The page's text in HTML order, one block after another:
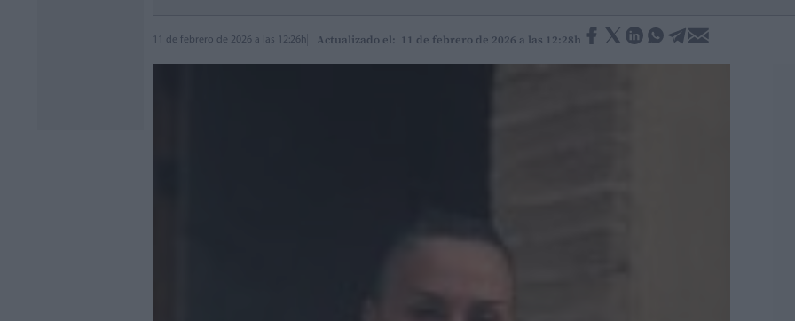
11 de febrero de 2026 a las 12:26h Actualizado el: 11 de febrero de 2026 a las 12:28h